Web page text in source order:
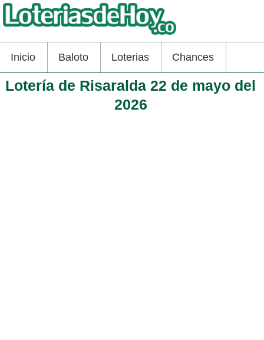
Inicio Baloto Loterias Chances
Lotería de Risaralda 22 de mayo del
2026